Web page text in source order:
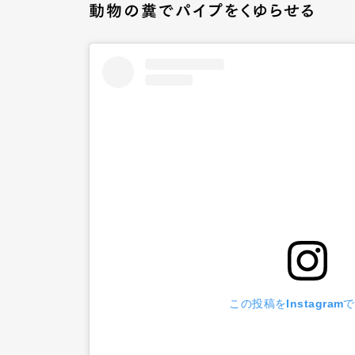
動物の糞でパイプをくゆらせる
この投稿をInstagramで